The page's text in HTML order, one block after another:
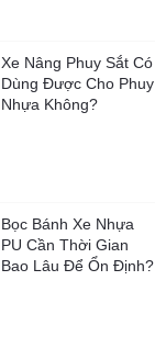
Xe Nâng Phuy Sắt Có
Dùng Được Cho Phuy
Nhựa Không?
Bọc Bánh Xe Nhựa
PU Cần Thời Gian
Bao Lâu Để Ổn Định?